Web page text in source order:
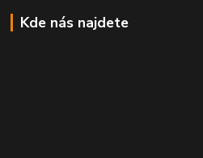
Kde nás najdete